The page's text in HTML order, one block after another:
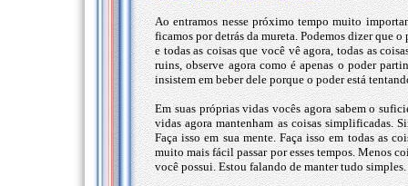
Ao entramos nesse próximo tempo muito
ficamos por detrás da mureta. Podemos dizer que
e todas as coisas que você vê agora, todas as
ruins, observe agora como é apenas o poder
insistem em beber dele porque o poder está
Em suas próprias vidas vocês agora sabem o
vidas agora mantenham as coisas simplificadas.
Faça isso em sua mente. Faça isso em todas as
muito mais fácil passar por esses tempos. Menos
você possui. Estou falando de manter tudo simples.